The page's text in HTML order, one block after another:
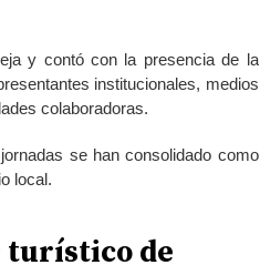
y contó con la presencia de la
institucionales, medios
colaboradoras.
se han consolidado como
local.
turístico de